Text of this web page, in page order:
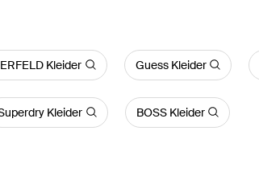
Kleider Guess Kleider
Kleider BOSS Kleider